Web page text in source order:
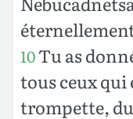
10Tu as
tous ceux qui
trompette,